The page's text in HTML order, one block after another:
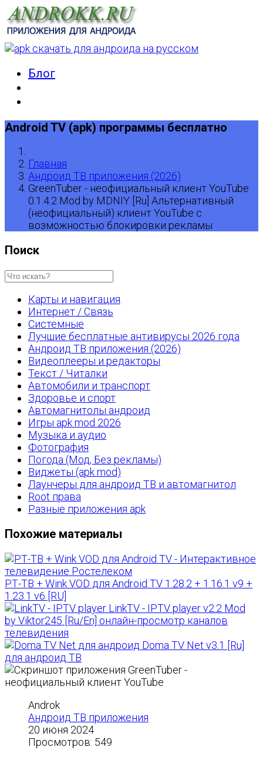
Блог
Android TV (apk) программы бесплатно
Главная
Андроид ТВ приложения (2026)
GreenTuber - неофициальный клиент YouTube
0.1.4.2 Mod by MDNIY [Ru] Альтернативный
(неофициальный) клиент YouTube с
возможностью блокировки рекламы
Поиск
Карты и навигация
Интернет / Связь
Системные
Лучшие бесплатные антивирусы 2026 года
Андроид ТВ приложения (2026)
Видеоплееры и редакторы
Текст / Читалки
Автомобили и транспорт
Здоровье и спорт
Автомагнитолы андроид
Игры apk mod 2026
Музыка и аудио
Фотография
Погода (Мод, Без рекламы)
Виджеты (apk mod)
Лаунчеры для андроид ТВ и автомагнитол
Root права
Разные приложения apk
Похожие материалы
РТ-ТВ + Wink VOD для Android TV 1.28.2 + 1.16.1 v9 +
1.23.1 v6 [RU]
LinkTV - IPTV player v2.2 Mod
by Viktor245 [Ru/En] онлайн-просмотр каналов
телевидения
Doma TV Net v3.1 [Ru]
для андроид ТВ
Androk
Андроид ТВ приложения
20 июня 2024
Просмотров: 549